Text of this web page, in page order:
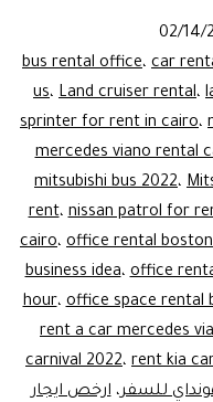
مطار
ليموزين
مصر
02/14/
bus rental office، car
us، Land cruiser rental،
sprinter for rent in cairo،
mercedes viano rental
mitsubishi bus 2022،
rent،nissan patrol for
cairo، office rental boston
business idea،office
hour،office space rental
rent a car mercedes
carnival 2022، rent kia
للسفر،ارخص ايجار